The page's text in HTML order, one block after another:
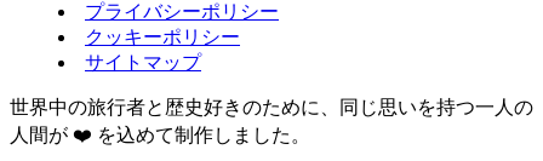
プライバシーポリシー
クッキーポリシー
サイトマップ
世界中の旅行者と歴史好きのために、同じ思いを持つ一人の
人間が ❤️ を込めて制作しました。